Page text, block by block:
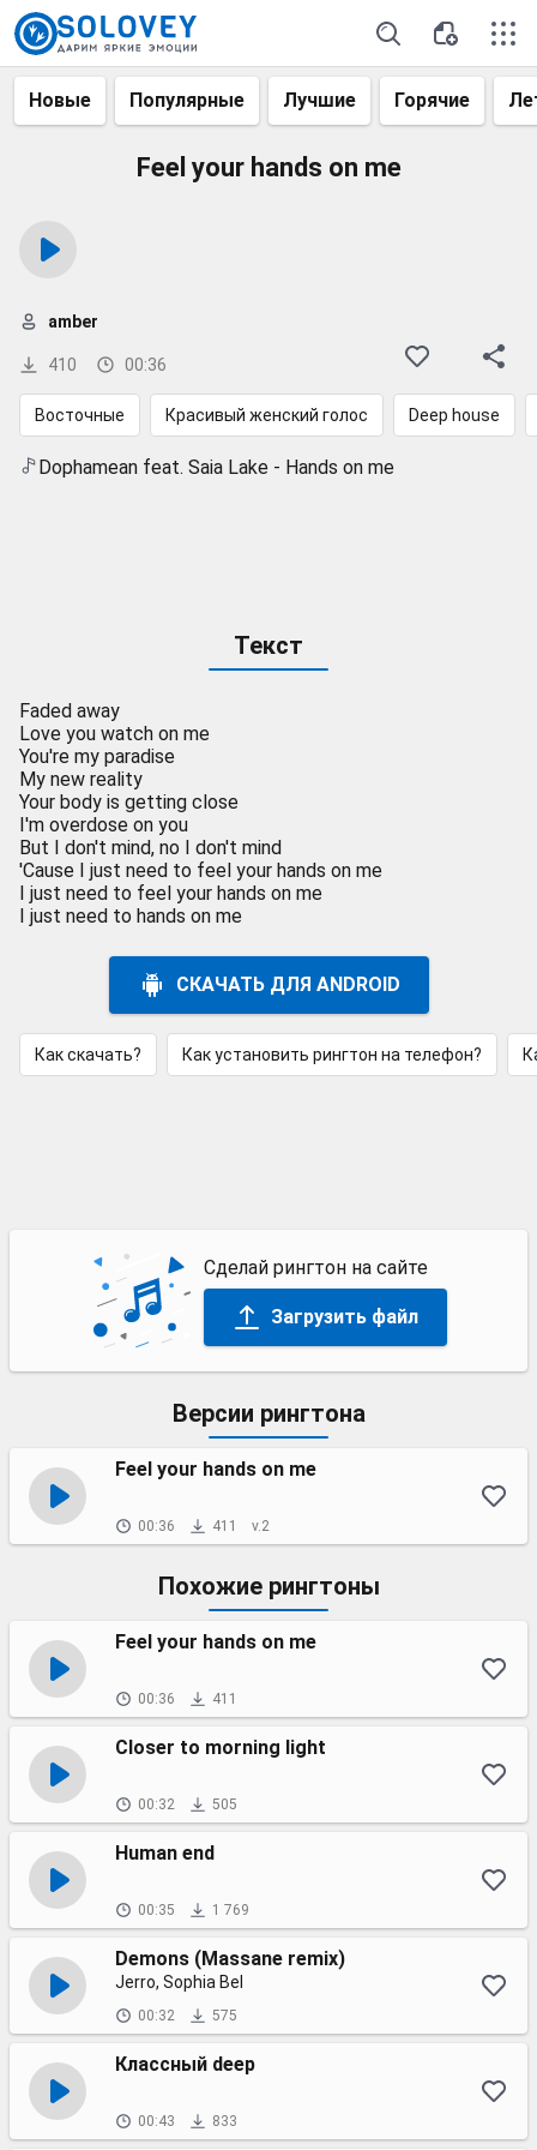
Новые Популярные Лучшие Горячие
Feel your hands on me
410 00:36
amber
Восточные Красивый женский голос Deep house
Dophamean feat. Saia Lake - Hands on me
Текст
Faded away
Love you watch on me
You're my paradise
My new reality
Your body is getting close
I'm overdose on you
But I don't mind, no I don't mind
'Cause I just need to feel your hands on me
I just need to feel your hands on me
I just need to hands on me
СКАЧАТЬ ДЛЯ ANDROID
Как скачать? Как установить рингтон на телефон?
Сделай рингтон на сайте
Загрузить файл
Версии рингтона
Feel your hands on me
00:36 411 v.2
Похожие рингтоны
Feel your hands on me
00:36 411
Closer to morning light
00:32 505
Human end
00:35 1 769
Demons (Massane remix)
Jerro, Sophia Bel
00:32 575
Классный deep
00:43 833